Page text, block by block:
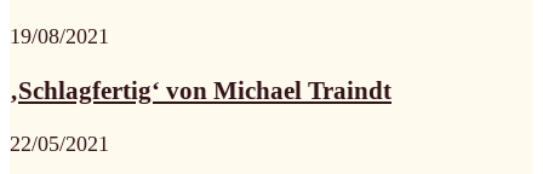
19/08/2021
‚Schlagfertig‘ von Michael Traindt
22/05/2021